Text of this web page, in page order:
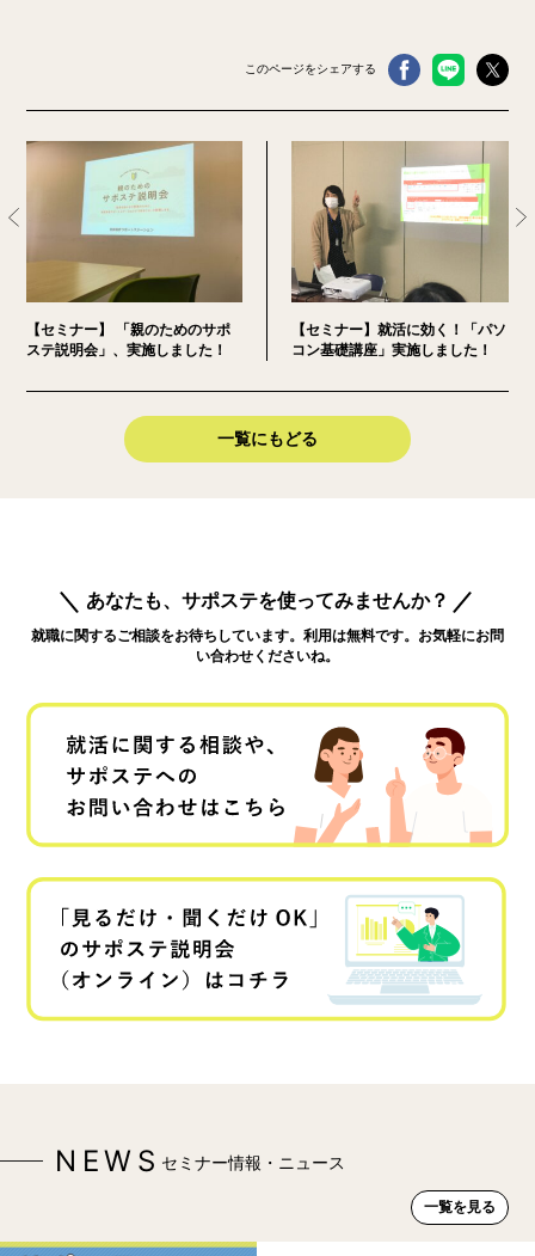
このページをシェアする
【セミナー】 「親のためのサポ
ステ説明会」、実施しました！
【セミナー】就活に効く！「パソ
コン基礎講座」実施しました！
一覧にもどる
あなたも、サポステを使ってみませんか？
就職に関するご相談をお待ちしています。利用は無料です。お気軽にお問
い合わせくださいね。
NEWS セミナー情報・ニュース
一覧を見る